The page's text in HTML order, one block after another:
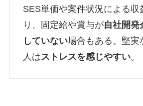
SES単価や案件状況による収
り、固定給や賞与が自社開発
していない場合もある。堅実
人はストレスを感じやすい。